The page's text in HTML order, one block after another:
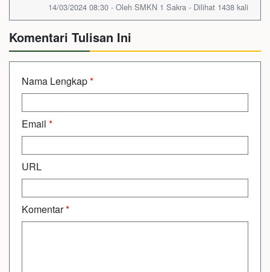
14/03/2024 08:30 - Oleh SMKN 1 Sakra - Dilihat 1438 kali
Komentari Tulisan Ini
Nama Lengkap*
Email *
URL
Komentar*